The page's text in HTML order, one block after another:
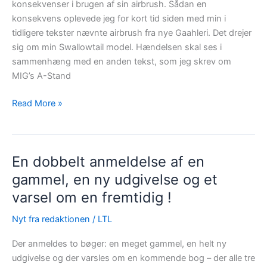
konsekvenser i brugen af sin airbrush. Sådan en
konsekvens oplevede jeg for kort tid siden med min i
tidligere tekster nævnte airbrush fra nye Gaahleri. Det drejer
sig om min Swallowtail model. Hændelsen skal ses i
sammenhæng med en anden tekst, som jeg skrev om
MIG’s A-Stand
En
en
airbrush
!
Read More »
En dobbelt anmeldelse af en
gammel, en ny udgivelse og et
varsel om en fremtidig !
Nyt fra redaktionen / LTL
Der anmeldes to bøger: en meget gammel, en helt ny
udgivelse og der varsles om en kommende bog – der alle tre